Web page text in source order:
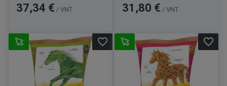
Kaina
37,34 € / VNT
Kaina
31,80 € / VNT
favorite_border favorite_border